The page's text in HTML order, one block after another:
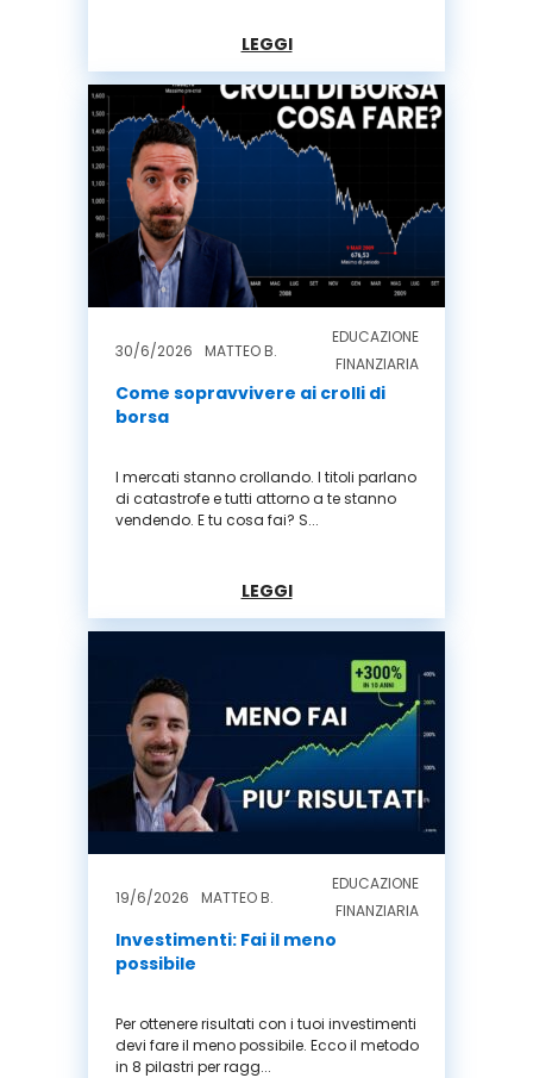
LEGGI
30/6/2026 MATTEO B.
EDUCAZIONE
FINANZIARIA
Come sopravvivere ai crolli di
borsa
I mercati stanno crollando. I titoli parlano
di catastrofe e tutti attorno a te stanno
vendendo. E tu cosa fai? S...
LEGGI
19/6/2026 MATTEO B.
EDUCAZIONE
FINANZIARIA
Investimenti: Fai il meno
possibile
Per ottenere risultati con i tuoi investimenti
devi fare il meno possibile. Ecco il metodo
in 8 pilastri per ragg...